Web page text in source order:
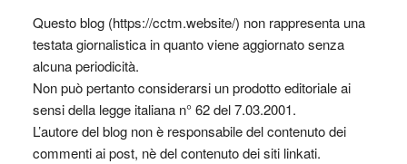
Questo blog (https://cctm.website/) non rappresenta una
testata giornalistica in quanto viene aggiornato senza
alcuna periodicità.
Non può pertanto considerarsi un prodotto editoriale ai
sensi della legge italiana n° 62 del 7.03.2001.
L’autore del blog non è responsabile del contenuto dei
commenti ai post, nè del contenuto dei siti linkati.